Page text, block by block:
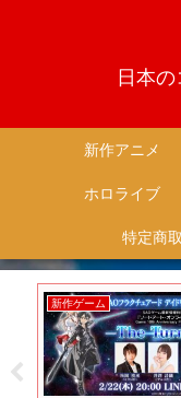
日本
新作アニメ
ホロライブ
新作ゲーム